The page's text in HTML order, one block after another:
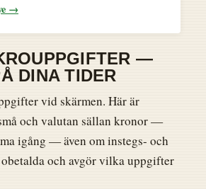
→
—
DINA TIDER
vid skärmen. Här är
och valutan sällan kronor —
igång — även om instegs- och
och avgör vilka uppgifter